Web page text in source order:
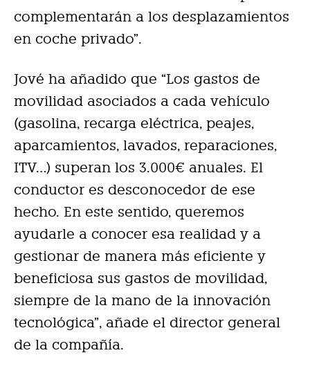
complementarán a los desplazamientos
en coche privado”.
Jové ha añadido que “Los gastos de
movilidad asociados a cada vehículo
(gasolina, recarga eléctrica, peajes,
aparcamientos, lavados, reparaciones,
ITV…) superan los 3.000€ anuales. El
conductor es desconocedor de ese
hecho. En este sentido, queremos
ayudarle a conocer esa realidad y a
gestionar de manera más eficiente y
beneficiosa sus gastos de movilidad,
siempre de la mano de la innovación
tecnológica”, añade el director general
de la compañía.